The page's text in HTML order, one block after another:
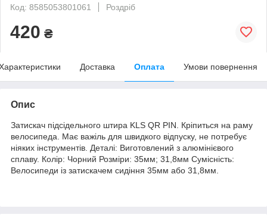
Код: 8585053801061
Роздріб
420 ₴
Доставка Оплата Умови повернення
Опис
Затискач підсідельного штира KLS QR PIN. Кріпиться на раму
велосипеда. Має важіль для швидкого відпуску, не потребує
ніяких інструментів. Деталі: Виготовлений з алюмінієвого
сплаву. Колір: Чорний Розміри: 35мм; 31,8мм Сумісність:
Велосипеди із затискачем сидіння 35мм або 31,8мм.